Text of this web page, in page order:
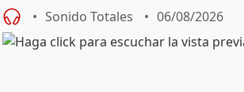
Sonido Totales 06/08/2026